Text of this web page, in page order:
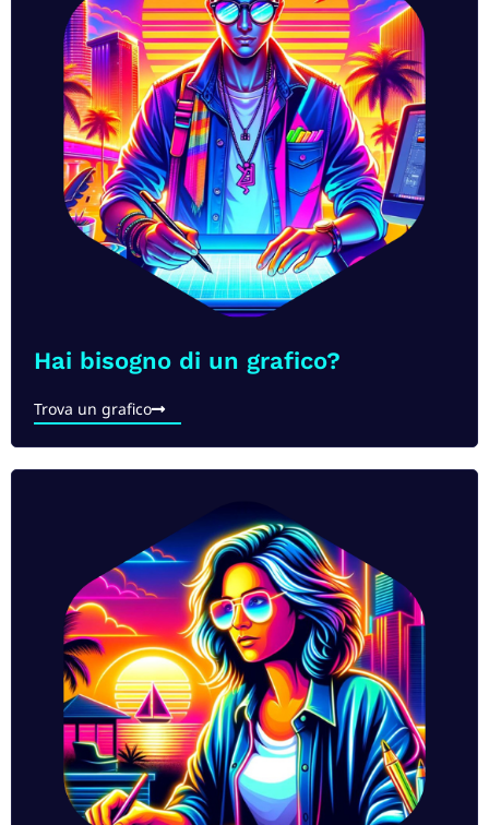
Hai bisogno di un grafico?​
Trova un grafico